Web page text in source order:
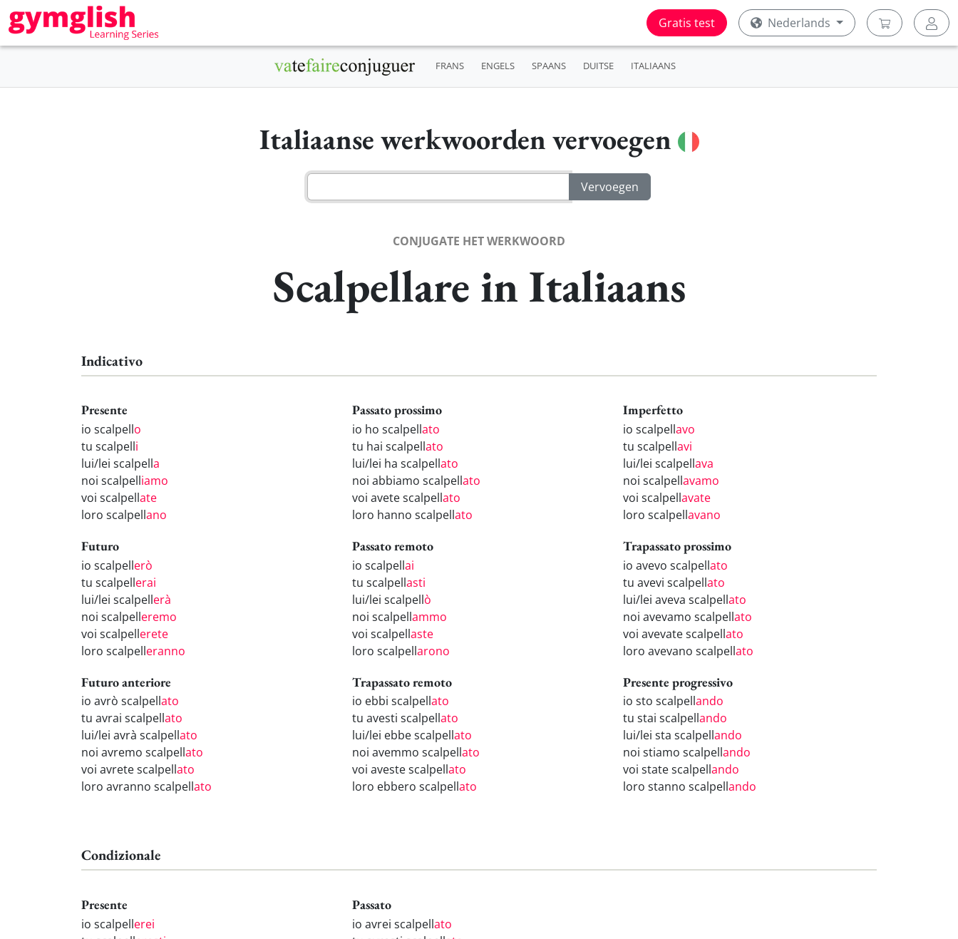
Gratis test Nederlands
FRANS ENGELS SPAANS DUITSE ITALIAANS
Italiaanse werkwoorden vervoegen
CONJUGATE HET WERKWOORD
Scalpellare in Italiaans
Indicativo
Presente
io scalpello
tu scalpelli
lui/lei scalpella
noi scalpelliamo
voi scalpellate
loro scalpellano
Passato prossimo
io ho scalpellato
tu hai scalpellato
lui/lei ha scalpellato
noi abbiamo scalpellato
voi avete scalpellato
loro hanno scalpellato
Imperfetto
io scalpellavo
tu scalpellavi
lui/lei scalpellava
noi scalpellavamo
voi scalpellavate
loro scalpellavano
Futuro
io scalpellerò
tu scalpellerai
lui/lei scalpellerà
noi scalpelleremo
voi scalpellerete
loro scalpelleranno
Passato remoto
io scalpellai
tu scalpellasti
lui/lei scalpellò
noi scalpellammo
voi scalpellaste
loro scalpellarono
Trapassato prossimo
io avevo scalpellato
tu avevi scalpellato
lui/lei aveva scalpellato
noi avevamo scalpellato
voi avevate scalpellato
loro avevano scalpellato
Futuro anteriore
io avrò scalpellato
tu avrai scalpellato
lui/lei avrà scalpellato
noi avremo scalpellato
voi avrete scalpellato
loro avranno scalpellato
Trapassato remoto
io ebbi scalpellato
tu avesti scalpellato
lui/lei ebbe scalpellato
noi avemmo scalpellato
voi aveste scalpellato
loro ebbero scalpellato
Presente progressivo
io sto scalpellando
tu stai scalpellando
lui/lei sta scalpellando
noi stiamo scalpellando
voi state scalpellando
loro stanno scalpellando
Condizionale
Presente
io scalpellerei
Passato
io avrei scalpellato